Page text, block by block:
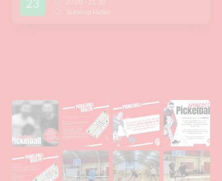
23
20:00 - 21:30
Skallerup Hallen